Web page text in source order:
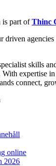
is part ofThinc
driven
skills
expertise
connect,
online
2026